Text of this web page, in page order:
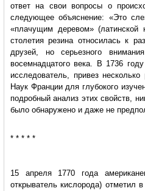
ответ на свои вопросы о
следующее объяснение: «Это
«плачущим деревом» (латинской
столетия резина относилась к
друзей, но серьезного
восемнадцатого века. В 1736
исследователь, привез
Наук Франции для глубокого
подробный анализ этих свойств,
было обнаружено и даже не
* * * * *
15 апреля 1770 года
открыватель кислорода) отметил